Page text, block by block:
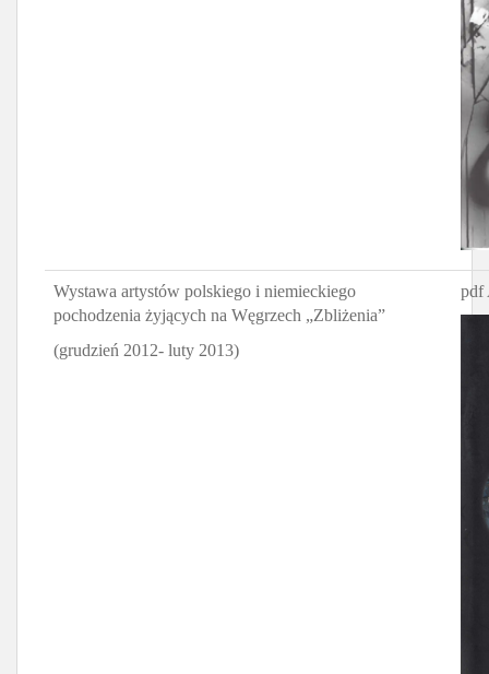
Wystawa artystów polskiego i niemieckiego
pochodzenia żyjących na Węgrzech „Zbliżenia”
(grudzień 2012- luty 2013)
pdf